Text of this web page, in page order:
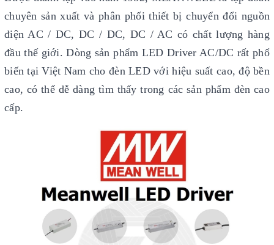
chuyên sản xuất và phân phối thiết bị chuyển đổi nguồn
điện AC / DC, DC / DC, DC / AC có chất lượng hàng
đầu thế giới. Dòng sản phẩm LED Driver AC/DC rất phổ
biến tại Việt Nam cho đèn LED với hiệu suất cao, độ bền
cao, có thể dễ dàng tìm thấy trong các sản phẩm đèn cao
cấp.